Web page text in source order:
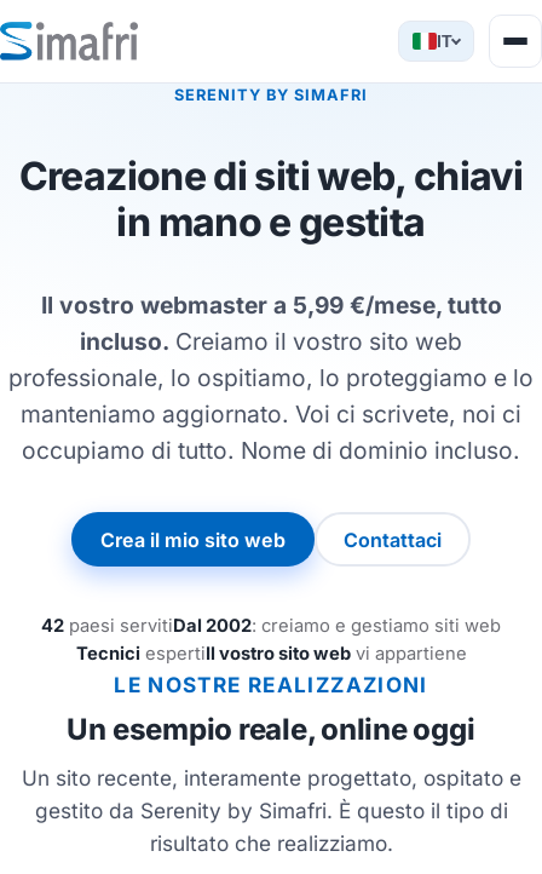
IT
SERENITY BY SIMAFRI
Creazione di siti web, chiavi
in mano e gestita
Il vostro webmaster a 5,99 €/mese, tutto
incluso. Creiamo il vostro sito web
professionale, lo ospitiamo, lo proteggiamo e lo
manteniamo aggiornato. Voi ci scrivete, noi ci
occupiamo di tutto. Nome di dominio incluso.
Crea il mio sito web Contattaci
42 paesi servitiDal 2002: creiamo e gestiamo siti web
Tecnici espertiIl vostro sito webvi appartiene
LE NOSTRE REALIZZAZIONI
Un esempio reale, online oggi
Un sito recente, interamente progettato, ospitato e
gestito da Serenity by Simafri. È questo il tipo di
risultato che realizziamo.